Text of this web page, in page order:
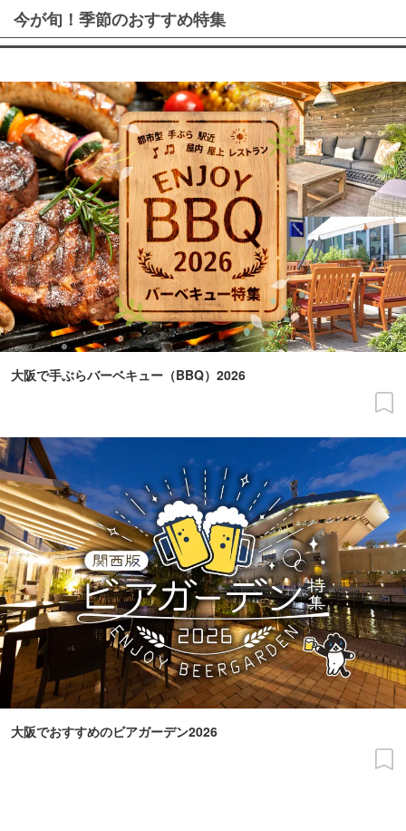
今が旬！季節のおすすめ特集
大阪で手ぶらバーベキュー（BBQ）2026
大阪でおすすめのビアガーデン2026